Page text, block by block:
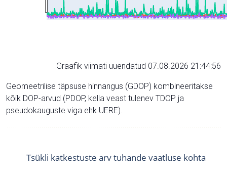
Graafik viimati uuendatud 07.08.2026 21:44:56
Geomeetrilise täpsuse hinnangus (GDOP) kombineeritakse
kõik DOP-arvud (PDOP, kella veast tulenev TDOP ja
pseudokauguste viga ehk UERE).
Tsükli katkestuste arv tuhande vaatluse kohta